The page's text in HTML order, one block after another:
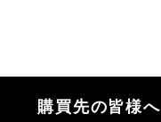
購買先の皆様へ